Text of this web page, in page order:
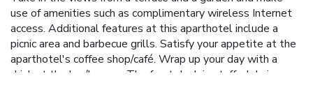
use of amenities such as complimentary wireless Internet
access. Additional features at this aparthotel include a
picnic area and barbecue grills. Satisfy your appetite at the
aparthotel's coffee shop/café. Wrap up your day with a
drink at the bar/lounge. The front desk is staffed during